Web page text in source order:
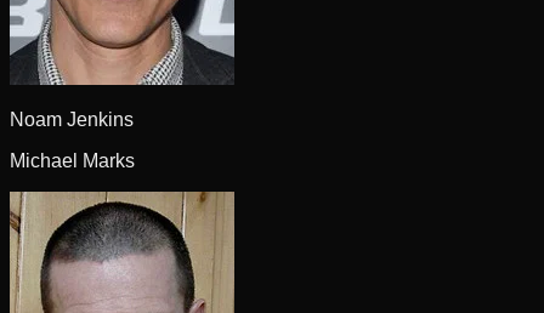
Noam Jenkins
Michael Marks